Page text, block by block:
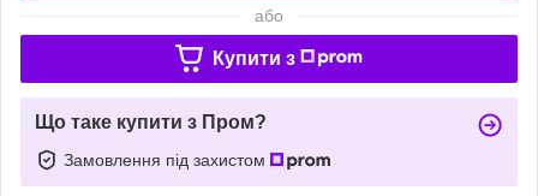
або
Купити з
Що таке купити з Пром?
Замовлення під захистом